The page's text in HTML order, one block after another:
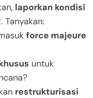
laporkan kondisi
Tanyakan:
force majeure
untuk
restrukturisasi